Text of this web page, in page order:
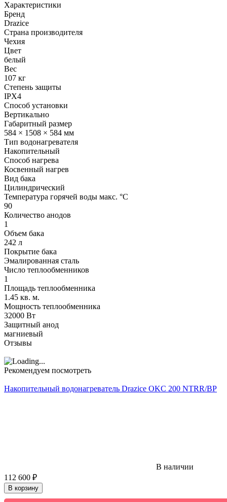
Характеристики
Бренд
Drazice
Страна производителя
Чехия
Цвет
белый
Вес
107 кг
Степень защиты
IPX4
Способ установки
Вертикально
Габаритный размер
584 × 1508 × 584 мм
Тип водонагревателя
Накопительный
Способ нагрева
Косвенный нагрев
Вид бака
Цилиндрический
Температура горячей воды макс. °C
90
Количество анодов
1
Объем бака
242 л
Покрытие бака
Эмалированная сталь
Число теплообменников
1
Площадь теплообменника
1.45 кв. м.
Мощность теплообменника
32000 Вт
Защитный анод
магниевый
Отзывы
Рекомендуем посмотреть
Накопительный водонагреватель Drazice OKC 200 NTRR/BP
В наличии
112 600 ₽
В корзину